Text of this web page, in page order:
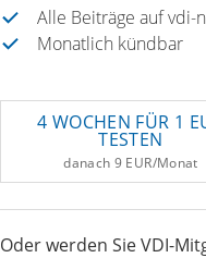
Alle Beiträge auf vdi-
Monatlich kündbar
4 WOCHEN FÜR 1
TESTEN
danach 9 EUR/Monat
Oder werden Sie VDI-